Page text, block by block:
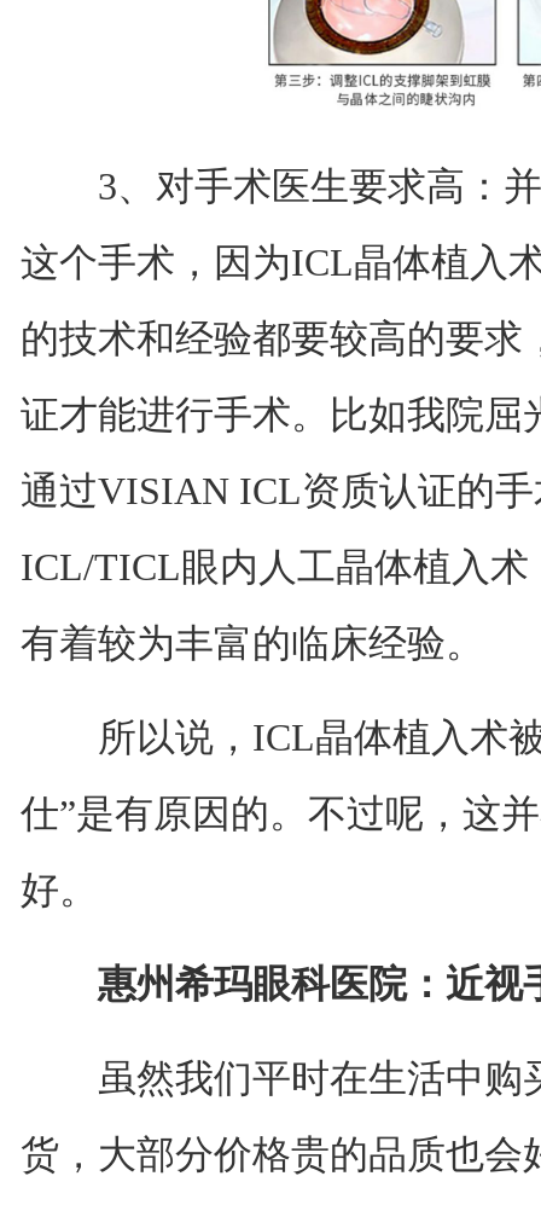
3、对手术医生要求高：并
这个手术，因为ICL晶体植入
的技术和经验都要较高的要
证才能进行手术。比如我院
通过VISIAN ICL资质认证的
ICL/TICL眼内人工晶体植入
有着较为丰富的临床经验。
所以说，ICL晶体植入术被
仕”是有原因的。不过呢，这
好。
惠州希玛眼科医院：近视
虽然我们平时在生活中购
货，大部分价格贵的品质也